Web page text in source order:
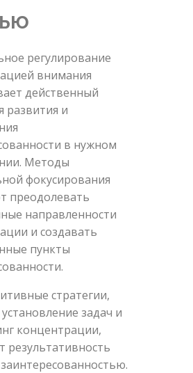
регулирование
внимания
действенный
развития и
в нужном
Методы
фокусирования
преодолевать
направленности
и создавать
пункты
стратегии,
задач и
концентрации,
результативность